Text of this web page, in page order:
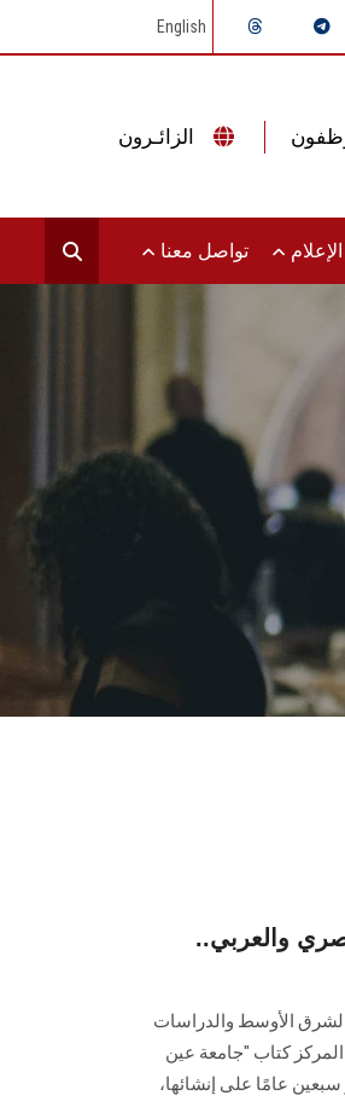
English
الإعلام تواصل معنا
والعربي..
الأوسط والدراسات
المركز كتاب "جامعة عين
عامًا على إنشائها،